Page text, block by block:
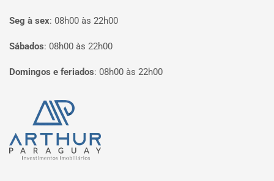
Seg à sex: 08h00 às 22h00
Sábados: 08h00 às 22h00
Domingos e feriados: 08h00 às 22h00
Página inicial